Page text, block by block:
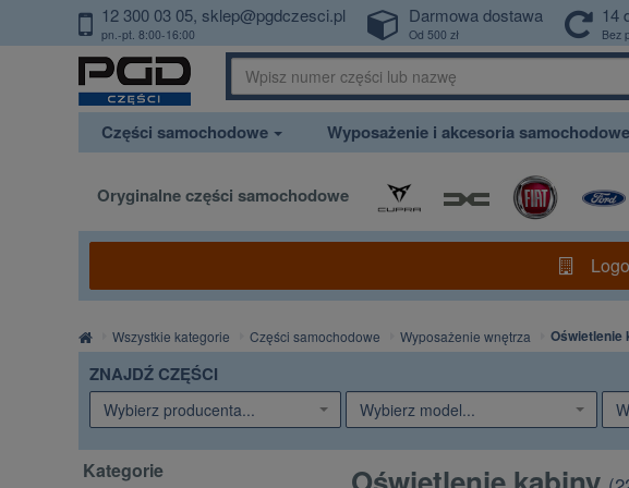
PrzejdzDoTresci
12 300 03 05 sklep@pgdczesci.pl
pn.-pt. 8:00-16:00
Darmowa dostawa
Od 500 zł
14
Bez
Części samochodowe Wyposażenie i akcesoria samochodowe
Oryginalne części samochodowe
Strona
główna
Wszystkie kategorie Części samochodowe Wyposażenie wnętrza Oświetlenie
ZNAJDŹ CZĘŚCI
Wybierz producenta... Wybierz model...
Kategorie